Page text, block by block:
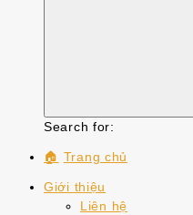
Search for:
🏠 Trang chủ
Giới thiệu
Liên hệ